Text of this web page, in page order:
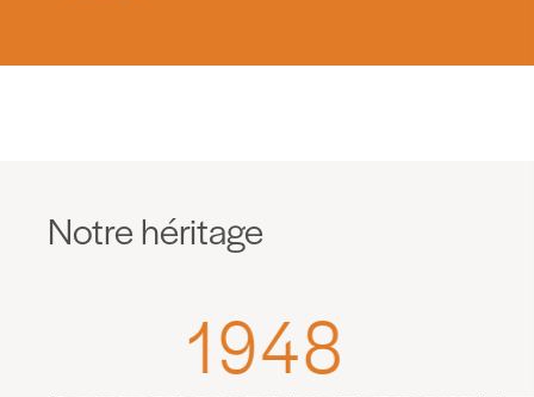
Notre héritage
1948